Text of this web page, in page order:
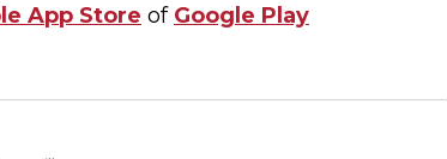
App Store of Google Play